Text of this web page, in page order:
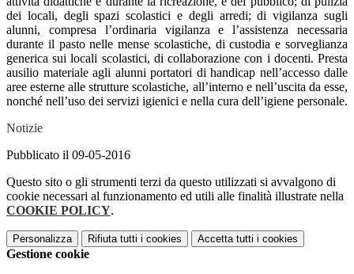
dei locali, degli spazi scolastici e degli arredi; di vigilanza sugli
alunni, compresa l’ordinaria vigilanza e l’assistenza necessaria
durante il pasto nelle mense scolastiche, di custodia e sorveglianza
generica sui locali scolastici, di collaborazione con i docenti. Presta
ausilio materiale agli alunni portatori di handicap nell’accesso dalle
aree esterne alle strutture scolastiche, all’interno e nell’uscita da esse,
nonché nell’uso dei servizi igienici e nella cura dell’igiene personale.
Notizie
Pubblicato il 09-05-2016
Questo sito o gli strumenti terzi da questo utilizzati si avvalgono di
cookie necessari al funzionamento ed utili alle finalità illustrate nella
COOKIE POLICY.
Personalizza Rifiuta tutti i cookies Accetta tutti i cookies
Gestione cookie